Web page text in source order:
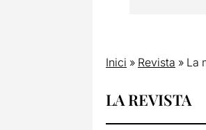
Inici » Revista » La
LA REVISTA